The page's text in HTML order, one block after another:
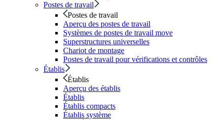
Postes de travail
Postes de travail
Aperçu des postes de travail
Systèmes de postes de travail move
Superstructures universelles
Chariot de montage
Postes de travail pour vérifications et contrôles
Établis
Établis
Aperçu des établis
Établis
Établis compacts
Établis système